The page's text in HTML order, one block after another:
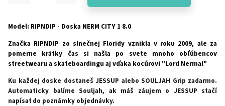
Model: RIPNDIP - Doska NERM CITY 1 8.0
Značka RIPNDIP zo slnečnej Floridy vznikla v roku 2009, ale za
pomerne krátky čas si našla po svete mnoho obľúbencov
streetwearu a skateboardingu aj vďaka kocúrovi "Lord Nermal"
Ku každej doske dostaneš JESSUP alebo SOULJAH Grip zadarmo.
Automaticky balíme Souljah, ak máš záujem o JESSUP stačí
napísať do poznámky objednávky.